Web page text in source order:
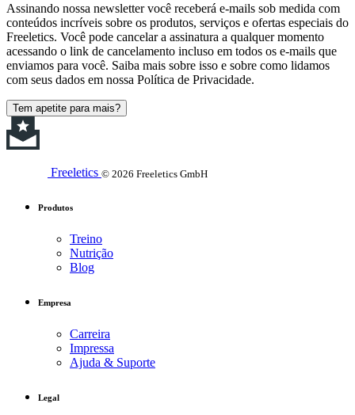
Assinando nossa newsletter você receberá e-mails sob medida com
conteúdos incríveis sobre os produtos, serviços e ofertas especiais do
Freeletics. Você pode cancelar a assinatura a qualquer momento
acessando o link de cancelamento incluso em todos os e-mails que
enviamos para você. Saiba mais sobre isso e sobre como lidamos
com seus dados em nossa Política de Privacidade.
Tem apetite para mais?
Freeletics © 2026 Freeletics GmbH
Produtos
Treino
Nutrição
Blog
Empresa
Carreira
Impressa
Ajuda & Suporte
Legal